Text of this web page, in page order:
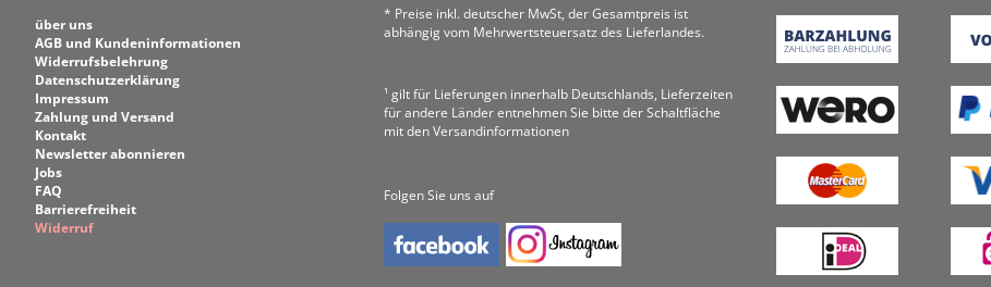
über uns
AGB und Kundeninformationen
Widerrufsbelehrung
Datenschutzerklärung
Impressum
Zahlung und Versand
Kontakt
Newsletter abonnieren
Jobs
FAQ
Barrierefreiheit
Widerruf
* Preise inkl. deutscher MwSt, der Gesamtpreis ist
abhängig vom Mehrwertsteuersatz des Lieferlandes.
¹ gilt für Lieferungen innerhalb Deutschlands, Lieferzeiten
für andere Länder entnehmen Sie bitte der Schaltfläche
mit den Versandinformationen
Folgen Sie uns auf